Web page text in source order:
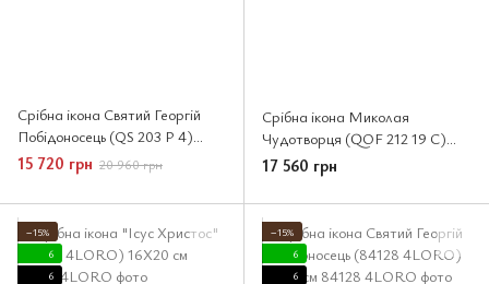
Срібна ікона Святий Георгій
Побідоносець (QS 203 P 4)
45x52 см
15 720 грн 20 960 грн
Срібна ікона Миколая
Чудотворця (QOF 212 19 C)
35x55 см
17 560 грн
−15%
6
6
−15%
6
6